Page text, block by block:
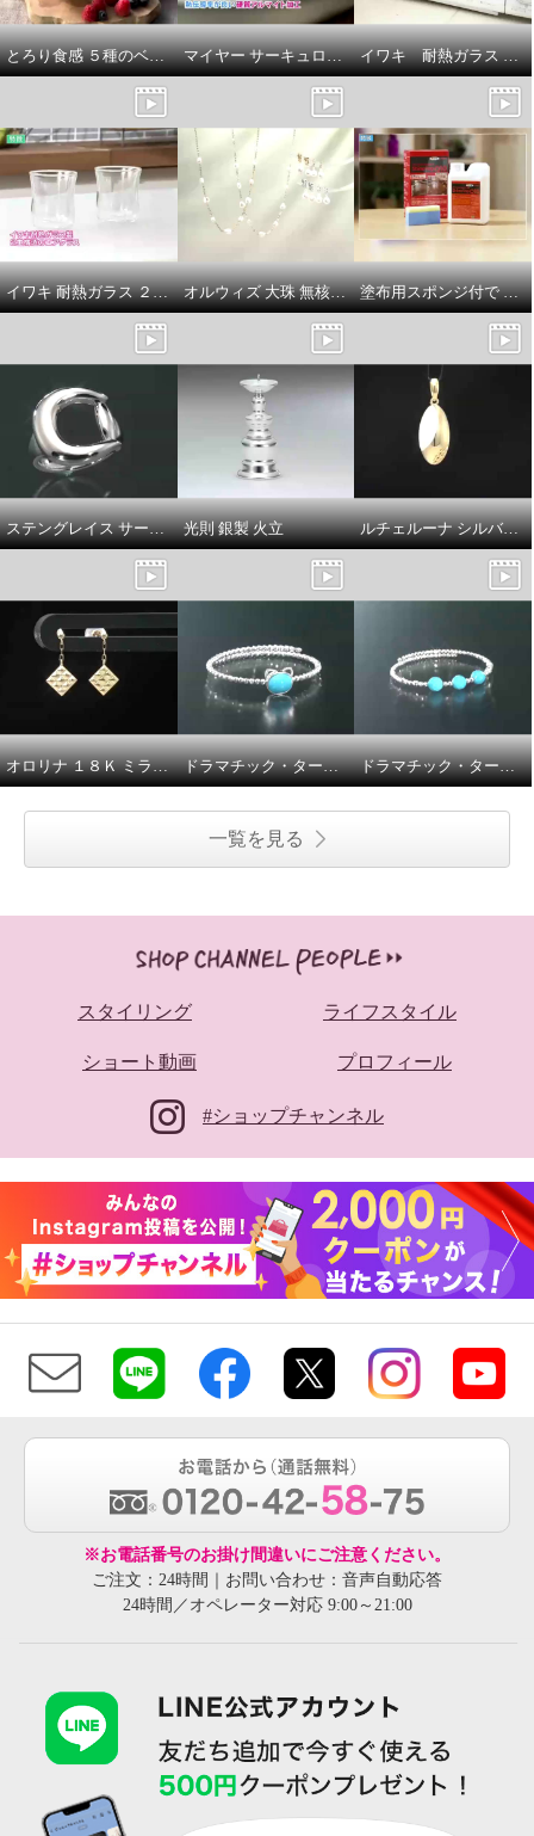
枚
ホワイト
¥0
枚
ライトブルー
¥0
とろり食感 ５種のベリージャム マイヤー サーキュロン フライパン＆浅型両手鍋 シャンパンカラー プレミアム特別セット イワキ 耐熱ガラス フタ付き オーブントースター皿 ハーフ ３点セット
イワキ 耐熱ガラス ２重構造グラス エアグラス２個セット オルウィズ 大珠 無核淡水バロックパール ステーションネックレス／イヤリング／ピアス 塗布用スポンジ付で サッと塗り伸ばし 乾かすだけ簡単！ 輝きが戻るフロアワックス シャイントップＱ１０ ＜１リットル＞
ステングレイス サージカルステンレス ホースビットデザイン リング 光則 銀製 火立 ルチェルーナ シルバー マザーオブパール ルナライト ドロップデザイン ペンダントトップ
オロリナ １８Ｋ ミラージュ ピアス ドラマチック・ターコイズ シルバー アリゾナ産ターコイズ ブルーキャット フレキシブルバングル ドラマチック・ターコイズ シルバー アリゾナ産ターコイズ ミラーボール フレキシブルバングル
一覧を見る
スタイリング ライフスタイル
ショート動画 プロフィール
#ショップチャンネル
※お電話番号のお掛け間違いにご注意ください。
ご注文：24時間｜お問い合わせ：音声自動応答
24時間／オペレーター対応 9:00～21:00